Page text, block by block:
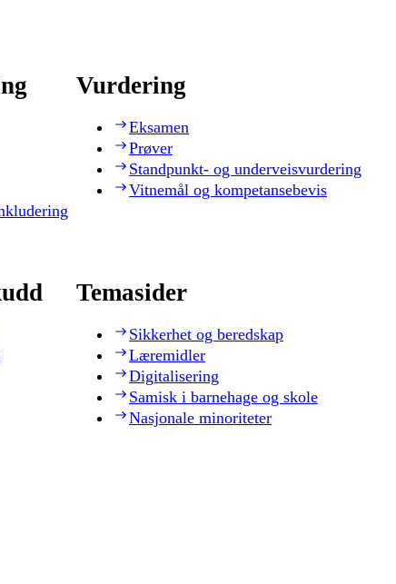
Vurdering
Eksamen
Prøver
Standpunkt- og underveisvurdering
Vitnemål og kompetansebevis
Temasider
Sikkerhet og beredskap
Læremidler
Digitalisering
Samisk i barnehage og skole
Nasjonale minoriteter